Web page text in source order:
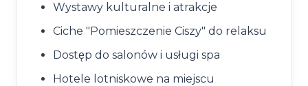
Wystawy kulturalne i atrakcje
Ciche "Pomieszczenie Ciszy" do relaksu
Dostęp do salonów i usługi spa
Hotele lotniskowe na miejscu